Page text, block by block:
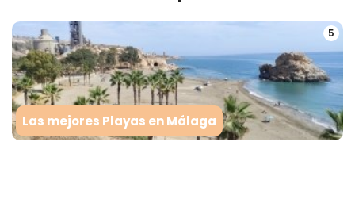
5
Las mejores Playas en Málaga